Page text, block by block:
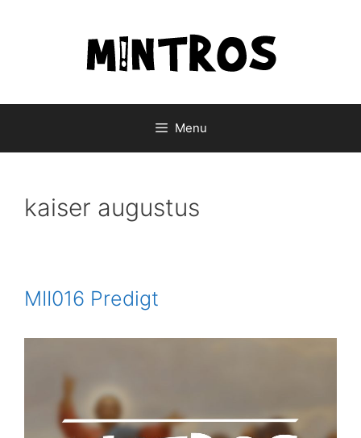
Menu
kaiser augustus
MII016 Predigt